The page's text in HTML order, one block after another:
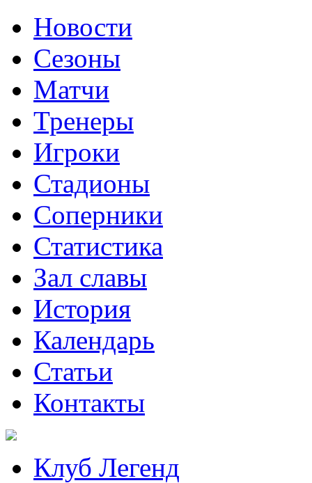
Новости
Сезоны
Матчи
Тренеры
Игроки
Стадионы
Соперники
Статистика
Зал славы
История
Календарь
Статьи
Контакты
Клуб Легенд